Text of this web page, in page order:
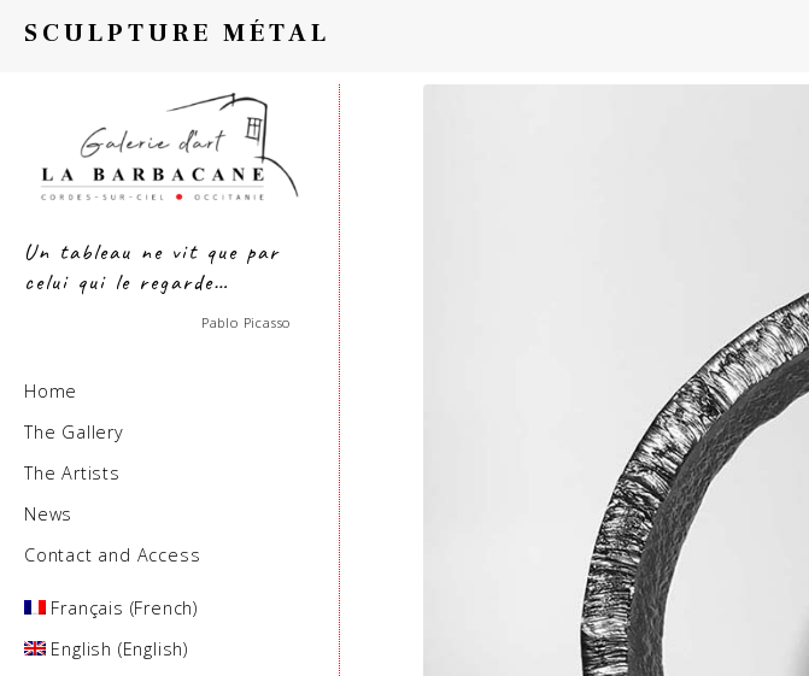
SCULPTURE MÉTAL
Un tableau ne vit que par
celui qui le regarde…
Pablo Picasso
Home
The Gallery
The Artists
News
Contact and Access
Français (French)
English (English)